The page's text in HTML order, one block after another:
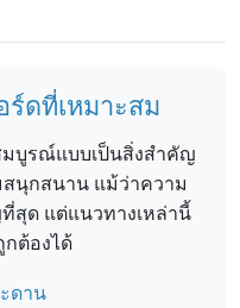
ร์ดที่เหมาะสม
มบูรณ์แบบเป็นสิ่งสำคัญ
นุกสนาน แม้ว่าความ
ด แต่แนวทางเหล่านี้
ต้องได้
ดาน